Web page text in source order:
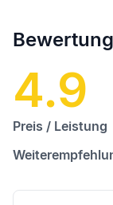
4.9
Preis / Leistung